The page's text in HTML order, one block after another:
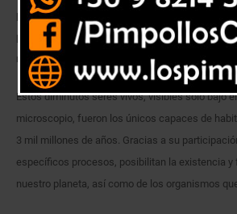
producen por un desbalance en las
permitido la evolución y la vida de nuestro
millones de años.
Estos diminutos seres vivos, visibles solo bajo
microscopio, fueron los únicos capaces de
3 mil millones de años. Gracias a su
específicos procesos, posibilitan la existencia y
nuestro planeta, así como de los organismos